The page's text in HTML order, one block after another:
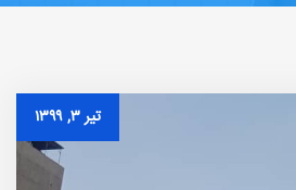
تیر ۳, ۱۳۹۹